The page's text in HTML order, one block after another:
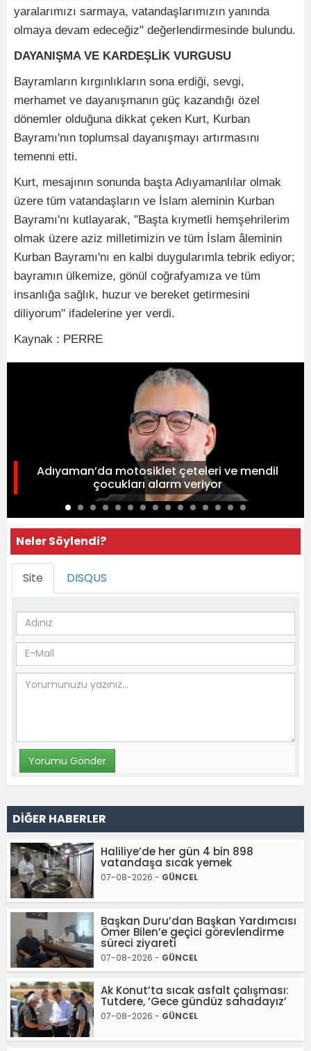
yaralarımızı sarmaya, vatandaşlarımızın yanında
olmaya devam edeceğiz" değerlendirmesinde bulundu.
DAYANIŞMA VE KARDEŞLİK VURGUSU
Bayramların kırgınlıkların sona erdiği, sevgi,
merhamet ve dayanışmanın güç kazandığı özel
dönemler olduğuna dikkat çeken Kurt, Kurban
Bayramı'nın toplumsal dayanışmayı artırmasını
temenni etti.
Kurt, mesajının sonunda başta Adıyamanlılar olmak
üzere tüm vatandaşların ve İslam aleminin Kurban
Bayramı'nı kutlayarak, "Başta kıymetli hemşehrilerim
olmak üzere aziz milletimizin ve tüm İslam âleminin
Kurban Bayramı'nı en kalbi duygularımla tebrik ediyor;
bayramın ülkemize, gönül coğrafyamıza ve tüm
insanlığa sağlık, huzur ve bereket getirmesini
diliyorum" ifadelerine yer verdi.
Kaynak : PERRE
Adıyaman’da motosiklet çeteleri ve mendil
çocukları alarm veriyor
Neler Söylendi?
Site DISQUS
DİĞER HABERLER
Haliliye’de her gün 4 bin 898
vatandaşa sıcak yemek
07-08-2026 - GÜNCEL
Başkan Duru’dan Başkan Yardımcısı
Ömer Bilen’e geçici görevlendirme
süreci ziyareti
07-08-2026 - GÜNCEL
Ak Konut’ta sıcak asfalt çalışması:
Tutdere, ‘Gece gündüz sahadayız’
07-08-2026 - GÜNCEL